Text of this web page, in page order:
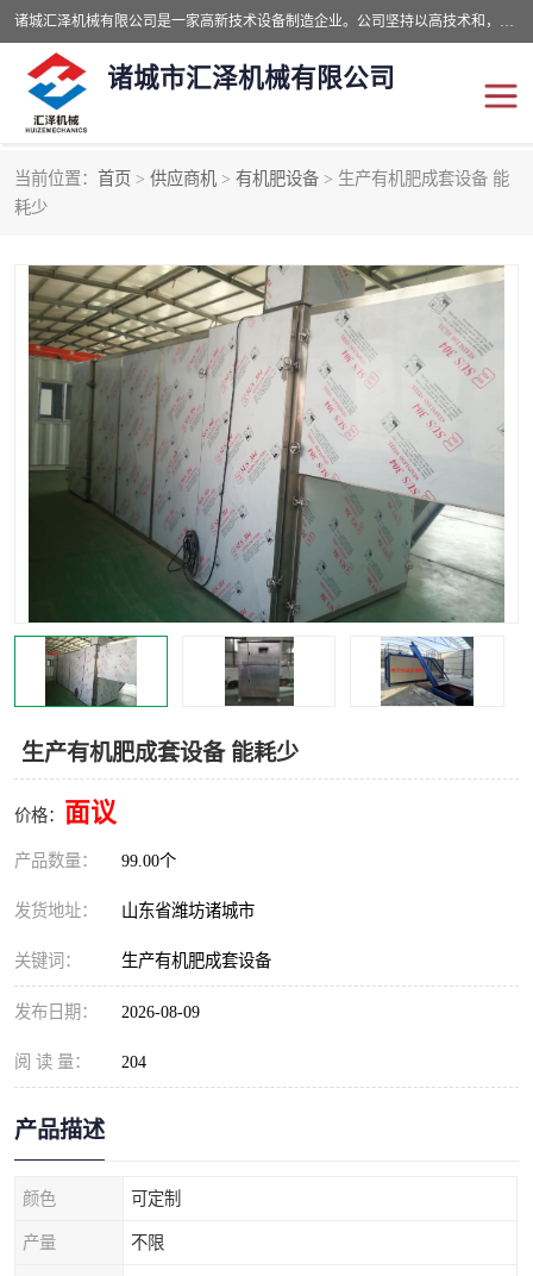
诸城汇泽机械有限公司是一家高新技术设备制造企业。公司坚持以高技术和，高服务于用户，以的环保机械制造设备赢的用户的信赖。现在主要生产死亡畜禽无害化处理和立式和卧式有机肥设备，搅拌机，烘干机，高温发酵机等。污水处理设备，固液分离机。气浮机，化制机等。公司秉承品质，用户至上，科技创新的经营理。
诸城市汇泽机械有限公司
当前位置： 首页 > 供应商机 > 有机肥设备 > 生产有机肥成套设备 能
耗少
生产有机肥成套设备 能耗少
价格： 面议
产品数量： 99.00个
发货地址： 山东省潍坊诸城市
关键词： 生产有机肥成套设备
发布日期： 2026-08-09
阅 读 量： 204
产品描述
颜色 可定制
产量 不限
发酵设备
鸡粪发酵机 有机肥设备
纳米膜好氧发酵堆肥机 粪污烘干酶体机
膜式堆肥机 纳米膜发酵
膜式发酵仓 分子膜堆肥仓
分子膜发酵堆肥设备